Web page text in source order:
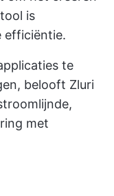
is
efficiëntie.
te
belooft Zluri
met